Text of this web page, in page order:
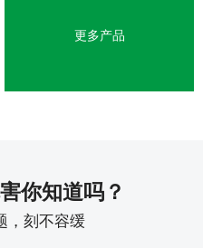
更多产品
你知道吗？
，刻不容缓